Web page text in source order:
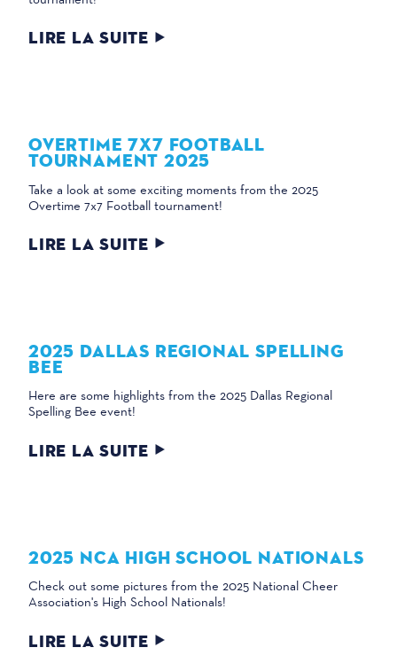
LIRE LA SUITE
OVERTIME 7X7 FOOTBALL
TOURNAMENT 2025
Take a look at some exciting moments from the 2025
Overtime 7x7 Football tournament!
LIRE LA SUITE
2025 DALLAS REGIONAL SPELLING
BEE
Here are some highlights from the 2025 Dallas Regional
Spelling Bee event!
LIRE LA SUITE
2025 NCA HIGH SCHOOL NATIONALS
Check out some pictures from the 2025 National Cheer
Association's High School Nationals!
LIRE LA SUITE